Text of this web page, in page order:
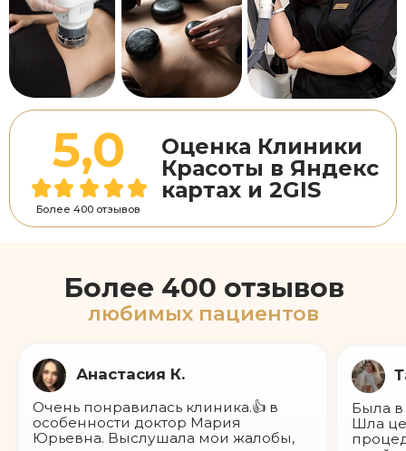
Товары
Я хочу...
Специалисты
Лазерное удаление
новообразований
Юридическая
Вакансии
Цены
Инъекционная
косметология
Эстетическая
косметология
Коррекция
косметология
Массаж
ООО "КЛИНИКА
18+ имеются
+7 9624 40 33 55
Без выходных с 10:00 до 20:00
г.Ставрополь, ул.Космонавтов, д.2
СПА